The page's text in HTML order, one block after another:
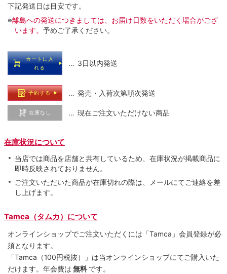
下記発送日は目安です。
※離島への発送につきましては、お届け日数をいただく場合がござ
います。 予めご了承ください。
カートに入
れる
… 3日以内発送
予約する … 発売・入荷次第順次発送
在庫なし … 現在ご注文いただけない商品
在庫状況について
当店では商品を店舗と共有しているため、在庫状況が掲載商品に
即時反映されておりません。
ご注文いただいた商品が在庫切れの際は、メールにてご連絡を差
し上げます。
Tamca（タムカ）について
オンラインショップでご注⽂いただくには「Tamca」会員登録が必
須となります。
「Tamca （100円税抜）
」は当オンラインショップにてご購⼊いた
だけます。 年会費は 無料 です。